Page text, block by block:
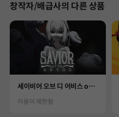
창작자/배급사의 다른 상품
Product
세이비어 오브 디 어비스 on S
Status
이용이 제한됨